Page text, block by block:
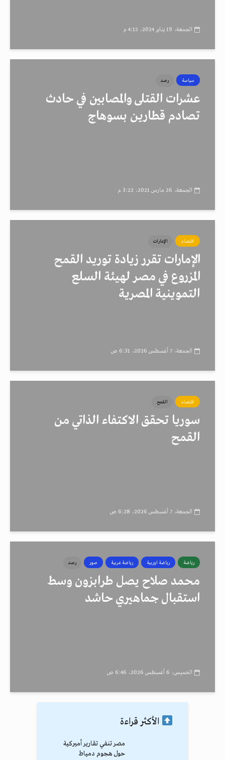
الجمعة، 19 يناير 2024، 4:15 م
سياسة رصد
عشرات القتلى والمصابين في حادث
تصادم قطارين بسوهاج
الجمعة، 26 مارس 2021، 3:22 م
اقتصاد الإمارات
الإمارات تقرر زيادة توريد القمح
المزروع في مصر لهيئة السلع
التموينية المصرية
الجمعة، 7 أغسطس 2026، 6:31 ص
اقتصاد القمح
سوريا تحقق الاكتفاء الذاتي من
القمح
الجمعة، 7 أغسطس 2026، 6:28 ص
رياضة رياضة اوربية رياضة عربية صور رصد
محمد صلاح يصل طرابزون وسط
استقبال جماهيري حاشد
الخميس، 6 أغسطس 2026، 6:46 ص
الأكثر قراءة
مصر تنفي تقارير أميركية
حول هجوم دمياط